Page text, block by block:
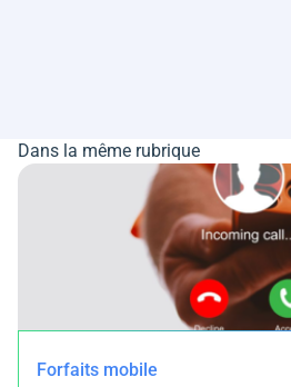
Dans la même rubrique
Forfaits mobile